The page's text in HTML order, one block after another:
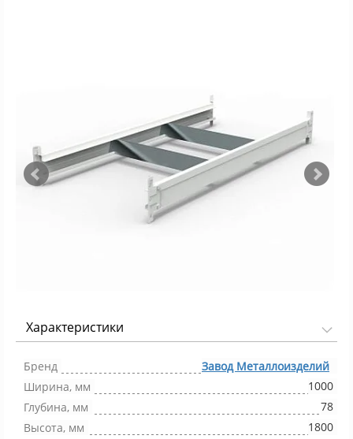
Характеристики
Бренд
Завод Металлоизделий
Ширина, мм
1000
Глубина, мм
78
Высота, мм
1800